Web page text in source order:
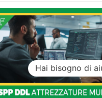
Hai bisogno di